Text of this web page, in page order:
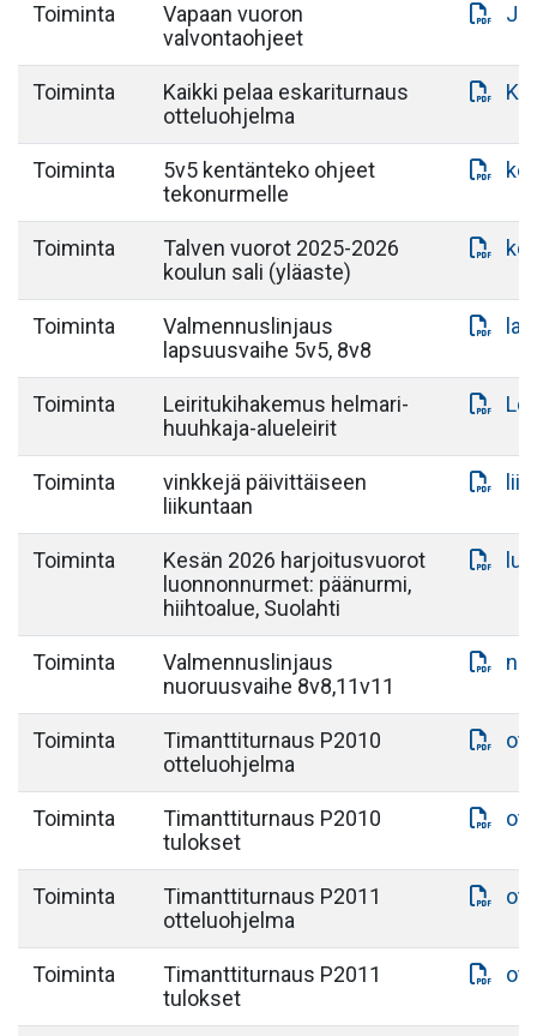
Toiminta
Vapaan vuoron
valvontaohjeet
Toiminta
Kaikki pelaa eskariturnaus
otteluohjelma
Toiminta
5v5 kentänteko ohjeet
tekonurmelle
Toiminta
Talven vuorot 2025-2026
koulun sali (yläaste)
Toiminta
Valmennuslinjaus
lapsuusvaihe 5v5, 8v8
Toiminta
Leiritukihakemus helmari-
huuhkaja-alueleirit
Toiminta
vinkkejä päivittäiseen
liikuntaan
Toiminta
Kesän 2026 harjoitusvuorot
luonnonnurmet: päänurmi,
hiihtoalue, Suolahti
Toiminta
Valmennuslinjaus
nuoruusvaihe 8v8,11v11
Toiminta
Timanttiturnaus P2010
otteluohjelma
Toiminta
Timanttiturnaus P2010
tulokset
Toiminta
Timanttiturnaus P2011
otteluohjelma
Toiminta
Timanttiturnaus P2011
tulokset